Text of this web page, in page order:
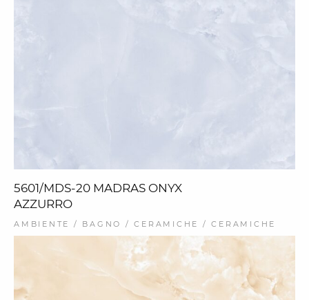
5601/MDS-20 MADRAS ONYX
AZZURRO
AMBIENTE / BAGNO / CERAMICHE / CERAMICHE